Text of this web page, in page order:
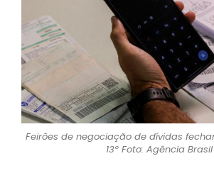
Feirões de negociação de dívidas
13º Foto: Agência Brasil